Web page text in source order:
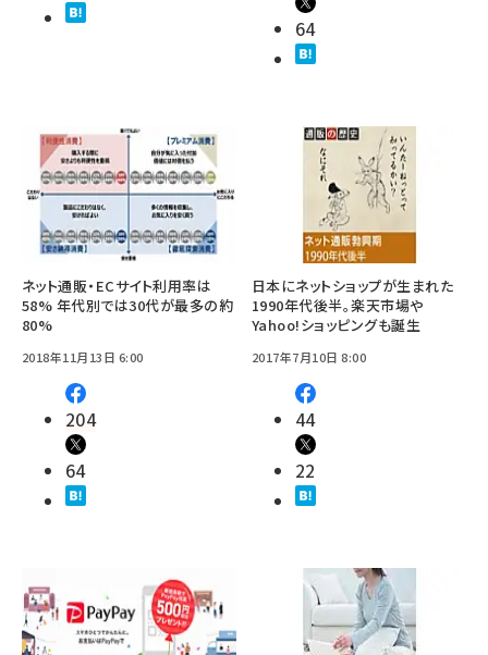
64
ネット通販・ECサイト利用率は
58% 年代別では30代が最多の約
80%
2018年11月13日 6:00
204
64
日本にネットショップが生まれた
1990年代後半。楽天市場や
Yahoo!ショッピングも誕生
2017年7月10日 8:00
44
22